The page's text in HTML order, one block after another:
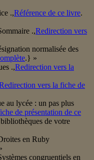
.,Référence de ce livre.
.,Redirection vers
normalisée des
.} »
.,Redirection vers la
vers la fiche de
au lycée : un pas plus
de présentation de ce
de votre
en Ruby
congruentiels en